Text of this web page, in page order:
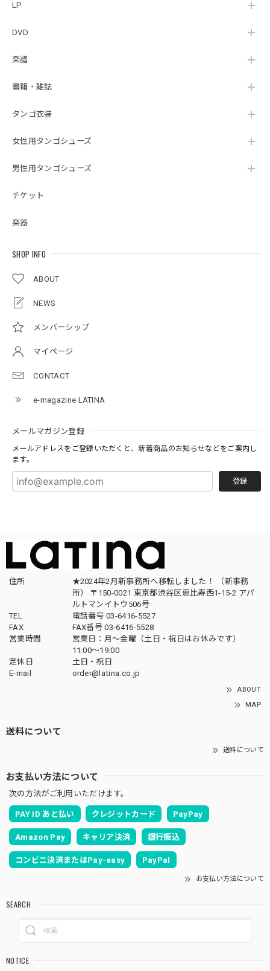
LP
DVD
楽譜
書籍・雑誌
タンゴ衣装
女性用タンゴシューズ
男性用タンゴシューズ
チケット
楽器
SHOP INFO
ABOUT
NEWS
メンバーシップ
マイページ
CONTACT
e-magazine LATINA
メールマガジン登録
メールアドレスをご登録いただくと、新着商品のお知らせなどをご案内し
ます。
登録
住所
★2024年2月新事務所へ移転しました！ （新事務
所） 〒150-0021 東京都渋谷区恵比寿西1-15-2 アパ
ルトマンイトウ506号
TEL
電話番号 03-6416-5527
FAX
FAX番号 03-6416-5528
営業時間
営業日：月〜金曜（土日・祝日はお休みです）
11:00〜19:00
定休日
土日・祝日
E-mail
order@latina.co.jp
ABOUT
MAP
送料について
送料について
お支払い方法について
次の方法がご利用いただけます。
PAY ID あと払い クレジットカード PayPay
Amazon Pay キャリア決済 銀行振込
コンビニ決済またはPay-easy PayPal
お支払い方法について
SEARCH
NOTICE